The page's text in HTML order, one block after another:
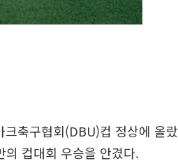
축구협회(DBU)컵 정상에 올랐
컵대회 우승을 안겼다.